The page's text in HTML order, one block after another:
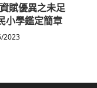
賦優異之未足
小學鑑定簡章
2023